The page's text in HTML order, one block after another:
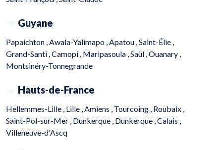
Guyane
Papaichton ,Awala-Yalimapo ,Apatou ,Saint-Élie ,
Grand-Santi ,Camopi , Maripasoula ,Saül ,Ouanary ,
Montsinéry-Tonnegrande
Hauts-de-France
Hellemmes-Lille , Lille ,Amiens , Tourcoing , Roubaix ,
Saint-Pol-sur-Mer , Dunkerque , Dunkerque ,Calais ,
Villeneuve-d'Ascq